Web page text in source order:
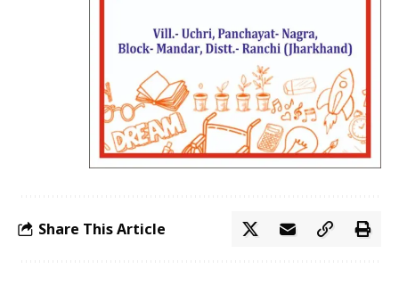
Share This Article